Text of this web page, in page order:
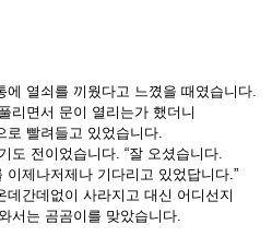
에 열쇠를 끼웠다고 느꼈을 때였습니다.
리면서 문이 열리는가 했더니
로 빨려들고 있었습니다.
도 전이었습니다. “잘 오셨습니다.
제나저제나 기다리고 있었답니다.”
간데없이 사라지고 대신 어디선지
서는 곰곰이를 맞았습니다.